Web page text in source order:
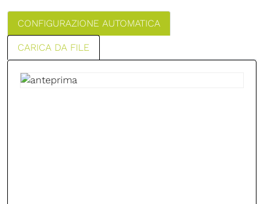
CONFIGURAZIONE AUTOMATICA
CARICA DA FILE